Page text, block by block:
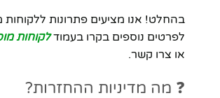
בהחלט! אנו מציעים פתרונות ללקוחות
לפרטים נוספים בקרו בעמודלקוחות
או צרו קשר.
❓ מה מדיניות ההחזרות?